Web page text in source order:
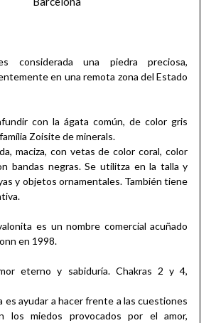
considerada una piedra preciosa,
en una remota zona del Estado
con la ágata común, de color gris
Zoisite de minerals.
maciza, con vetas de color coral, color
bandas negras. Se utilitza en la talla y
y objetos ornamentales. También tiene
es un nombre comercial acuñado
en 1998.
eterno y sabiduría. Chakras 2 y 4,
es ayudar a hacer frente a las cuestiones
los miedos provocados por el amor,